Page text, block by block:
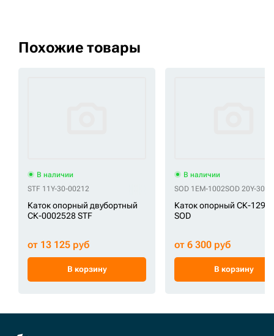
Похожие товары
В наличии
STF 11Y-30-00212
Каток опорный двубортный
СК-0002528 STF
от 13 125 руб
В корзину
В наличии
SOD 1EM-1002SOD 20Y-30-
Каток опорный СК-
SOD
от 6 300 руб
В корзину